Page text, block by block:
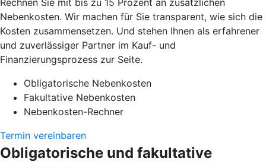
Nebenkosten. Wir machen für Sie transparent, wie sich die
Kosten zusammensetzen. Und stehen Ihnen als erfahrener
und zuverlässiger Partner im Kauf- und
Finanzierungsprozess zur Seite.
Obligatorische Nebenkosten
Fakultative Nebenkosten
Nebenkosten-Rechner
Termin vereinbaren
Obligatorische und fakultative